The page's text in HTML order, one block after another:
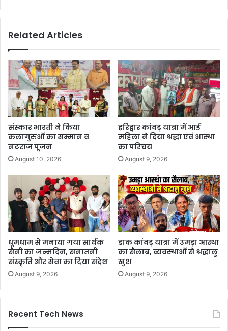
Related Articles
संस्कार भारती ने किया
कलागुरुओं का सम्मान व
नटराज पूजन
August 10, 2026
हरिद्वार कांवड़ यात्रा में आई
महिला ने दिया श्रद्धा एवं आस्था
का परिचय
August 9, 2026
धूमधाम से मनाया गया सार्थक
सैनी का जन्मदिन, सनातनी
संस्कृति और सेवा का दिया संदेश
August 9, 2026
डाक कांवड़ यात्रा में उमड़ा आस्था
का सैलाब, व्यवस्थाओं से श्रद्धालु
खुश
August 9, 2026
Recent Tech News